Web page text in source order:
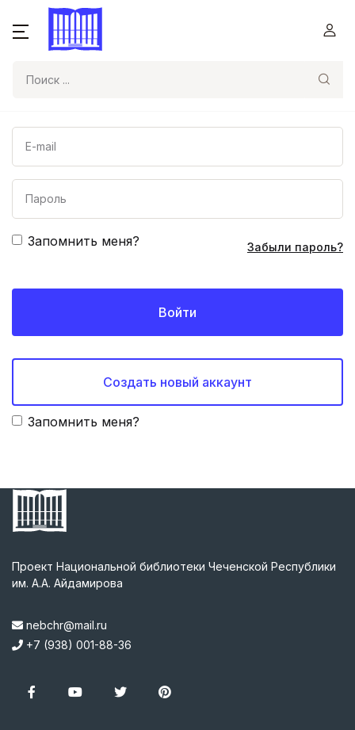
Запомнить меня? Забыли пароль?
Войти
Создать новый аккаунт
Запомнить меня?
Проект Национальной библиотеки Чеченской Республики
им. А.А. Айдамирова
nebchr@mail.ru
+7 (938) 001-88-36